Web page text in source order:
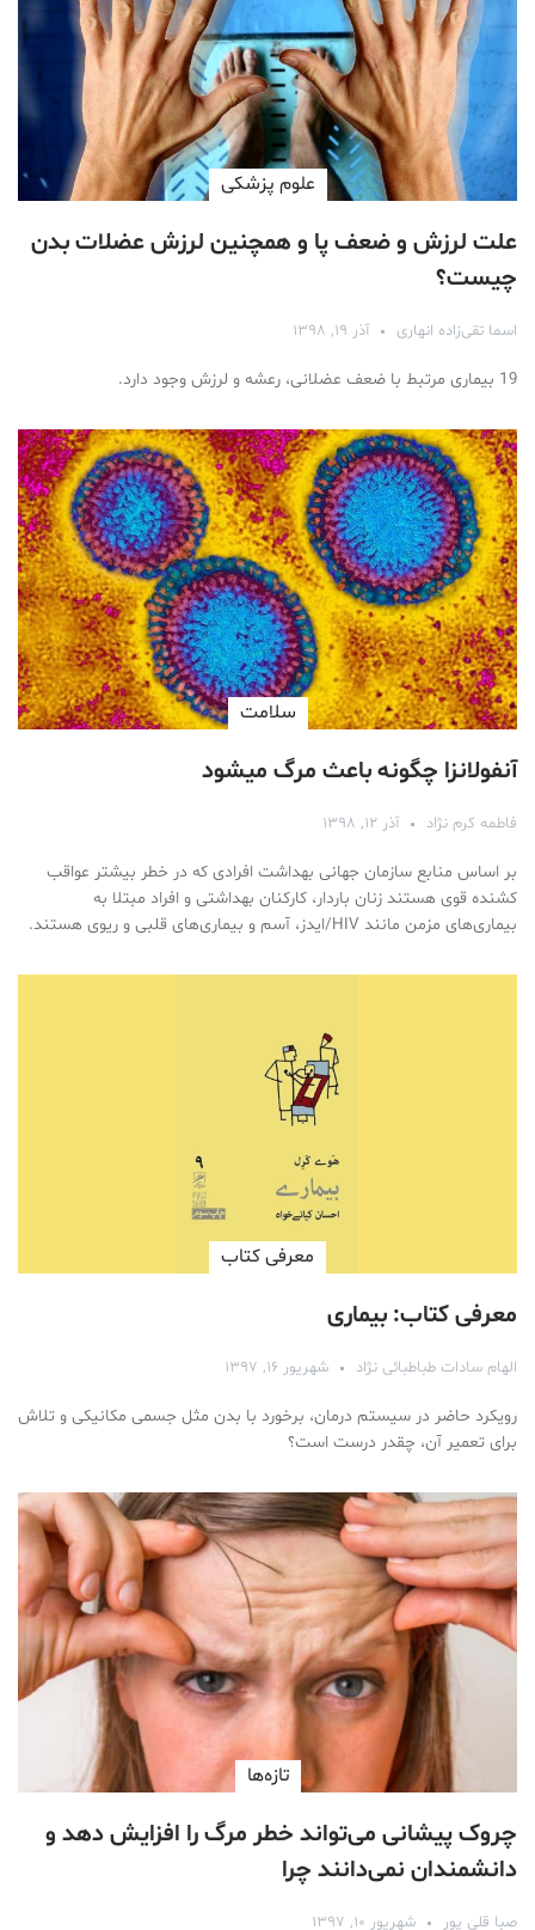
علوم پزشكی
علت لرزش و ضعف پا و همچنین لرزش عضلات بدن
چیست؟
اسما تقی‌زاده انهاری آذر ۱۹, ۱۳۹۸
19 بیماری مرتبط با ضعف عضلانی، رعشه و لرزش وجود دارد.
سلامت
آنفولانزا چگونه باعث مرگ میشود
فاطمه کرم نژاد آذر ۱۲, ۱۳۹۸
بر اساس منابع سازمان جهانی بهداشت افرادی که در خطر بیشتر عواقب
کشنده قوی هستند زنان باردار، کارکنان بهداشتی و افراد مبتلا به
بیماری‌های مزمن مانند HIV/ایدز، آسم و بیماری‌های قلبی و ریوی هستند.
معرفی کتاب
معرفی کتاب: بیماری
الهام سادات طباطبائی نژاد شهریور ۱۶, ۱۳۹۷
رویکرد حاضر در سیستم درمان، برخورد با بدن مثل جسمی مکانیکی و تلاش
برای تعمیر آن، چقدر درست است؟
تازه‌ها
چروک پیشانی می‌تواند خطر مرگ را افزایش دهد و
دانشمندان نمی‌دانند چرا
صبا قلی پور شهریور ۱۰, ۱۳۹۷